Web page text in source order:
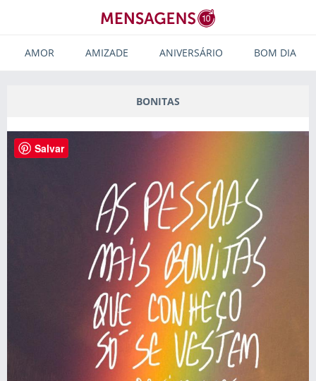
AMOR AMIZADE ANIVERSÁRIO BOM DIA
BONITAS
Salvar